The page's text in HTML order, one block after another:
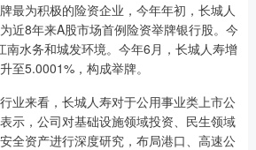
为积极的险资企业，今年年初，长城人
近8年来A股市场首例险资举牌银行股。今
南水务和城发环境。今年6月，长城人寿增
至5.0001%，构成举牌。
来看，长城人寿对于公用事业类上市公
示，公司对基础设施领域投资、民生领域
全资产进行深度研究，布局港口、高速公